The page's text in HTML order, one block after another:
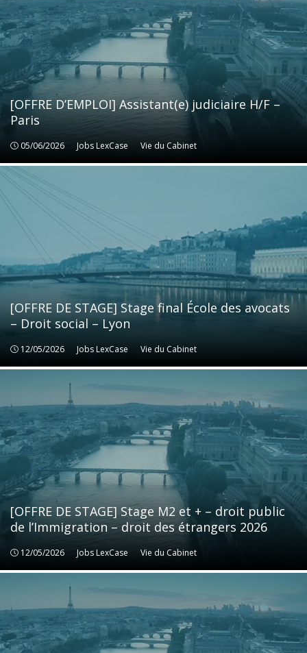
[OFFRE D’EMPLOI] Assistant(e) judiciaire H/F –
Paris
05/06/2026 Jobs LexCase Vie du Cabinet
Jobs LexCase Vie du Cabinet
[OFFRE DE STAGE] Stage final École des avocats
– Droit social – Lyon
12/05/2026 Jobs LexCase Vie du Cabinet
Jobs LexCase Vie du Cabinet
[OFFRE DE STAGE] Stage M2 et + – droit public
de l’Immigration – droit des étrangers 2026
12/05/2026 Jobs LexCase Vie du Cabinet
Jobs LexCase Vie du Cabinet